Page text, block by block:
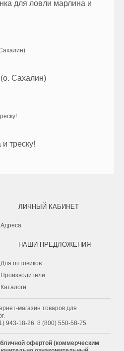
для ловли марлина и
Сахалин)
треску!
ЛИЧНЫЙ КАБИНЕТ
Адреса
НАШИ ПРЕДЛОЖЕНИЯ
Для оптовиков
Производители
Каталоги
магазин товаров для
943-18-26 8 (800) 550-58-75‬
офертой (коммерческим